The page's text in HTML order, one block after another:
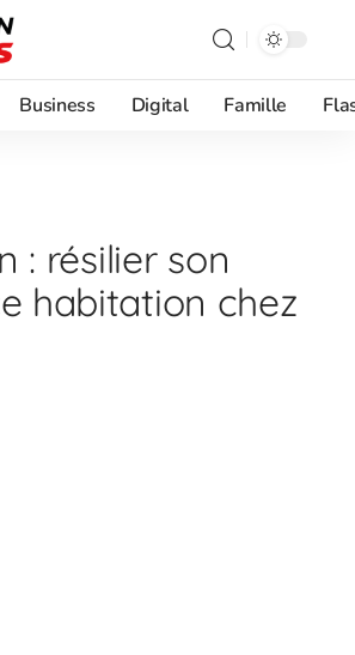
Business Digital Famille
: résilier son
habitation chez